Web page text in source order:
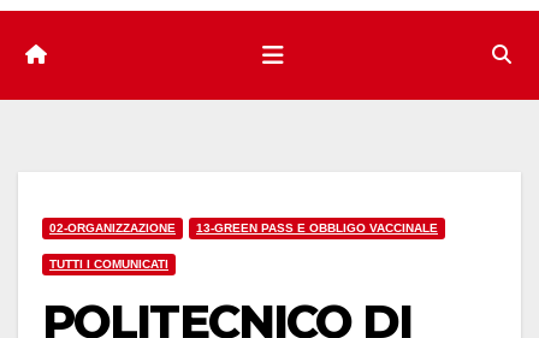
02-ORGANIZZAZIONE 13-GREEN PASS E OBBLIGO VACCINALE
TUTTI I COMUNICATI
POLITECNICO DI